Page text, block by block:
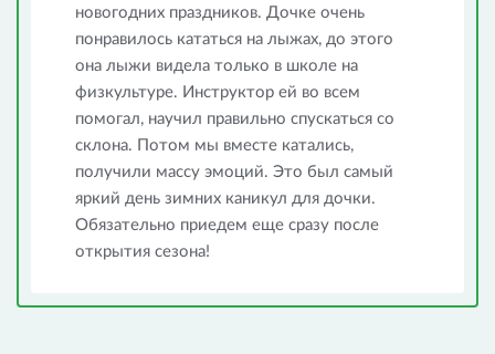
новогодних праздников. Дочке очень
понравилось кататься на лыжах, до этого
она лыжи видела только в школе на
физкультуре. Инструктор ей во всем
помогал, научил правильно спускаться со
склона. Потом мы вместе катались,
получили массу эмоций. Это был самый
яркий день зимних каникул для дочки.
Обязательно приедем еще сразу после
открытия сезона!